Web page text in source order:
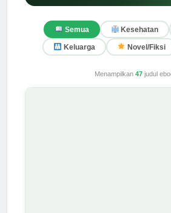
Semua Kesehatan
Keluarga Novel/Fiksi
Menampilkan 47judul